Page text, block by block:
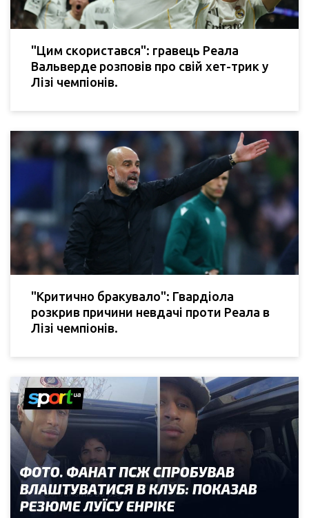
"Цим скористався": гравець Реала
Вальверде розповів про свій хет-трик у
Лізі чемпіонів.
"Критично бракувало": Гвардіола
розкрив причини невдачі проти Реала в
Лізі чемпіонів.